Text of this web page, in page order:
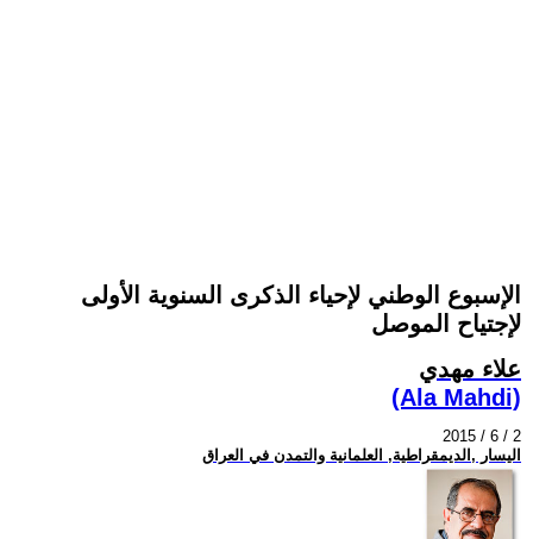
الإسبوع الوطني لإحياء الذكرى السنوية الأولى
لإجتياح الموصل
علاء مهدي
(Ala Mahdi)
2015 / 6 / 2
اليسار ,الديمقراطية, العلمانية والتمدن في العراق